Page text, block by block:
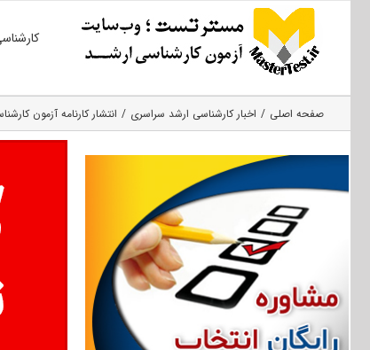
صفحه اصلی اخبار کارشناسی ارشد سراسری انتشار کارنامه آزمون کارشناسی ارشد ۹۶ در